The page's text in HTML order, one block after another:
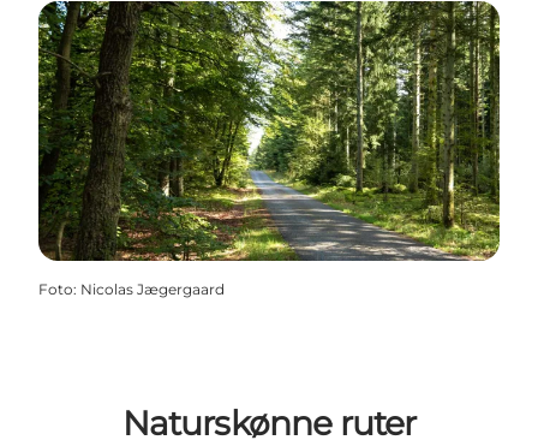
Foto: Nicolas Jægergaard
Naturskønne ruter